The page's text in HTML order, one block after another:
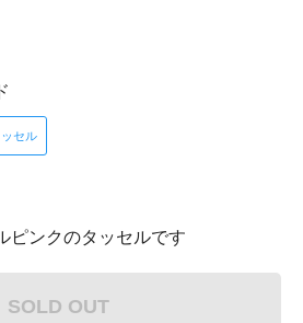
セル
ピンクのタッセルです
SOLD OUT